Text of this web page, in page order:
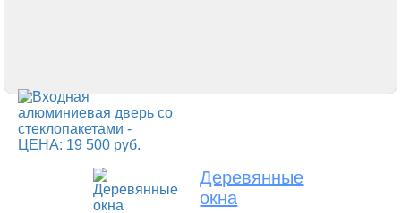
Деревянные
окна